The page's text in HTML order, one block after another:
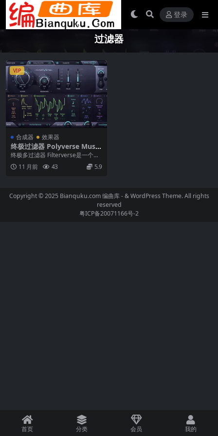
登录
过滤器
VIP
合成器 效果器
终极过滤器 Polyverse Music
Filterverse v1.2.1 WiN
终极多过滤器 Filterverse是一个开
创性的音频过滤器插件，提供以前
从未听...
11 月前 43 5.9
Copyright © 2025 Bianquku.com编曲库- & WordPress Theme. All rights
reserved
粤ICP备20071166号-2
首页 分类 会员 我的